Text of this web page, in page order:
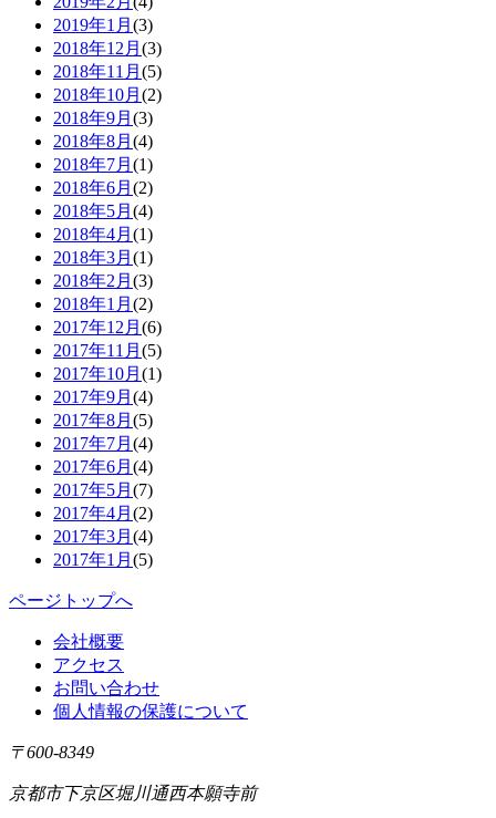
2019年1月 (3)
2018年12月 (3)
2018年11月 (5)
2018年10月 (2)
2018年9月 (3)
2018年8月 (4)
2018年7月 (1)
2018年6月 (2)
2018年5月 (4)
2018年4月 (1)
2018年3月 (1)
2018年2月 (3)
2018年1月 (2)
2017年12月 (6)
2017年11月 (5)
2017年10月 (1)
2017年9月 (4)
2017年8月 (5)
2017年7月 (4)
2017年6月 (4)
2017年5月 (7)
2017年4月 (2)
2017年3月 (4)
2017年1月 (5)
ページトップへ
会社概要
アクセス
お問い合わせ
個人情報の保護について
〒600-8349
京都市下京区堀川通西本願寺前